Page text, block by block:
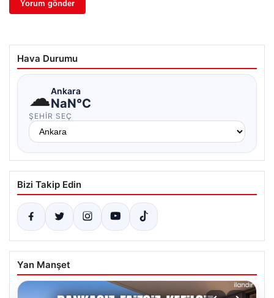
Hava Durumu
☁Ankara
NaN°C
ŞEHIR SEÇ
Bizi Takip Edin
Yan Manşet